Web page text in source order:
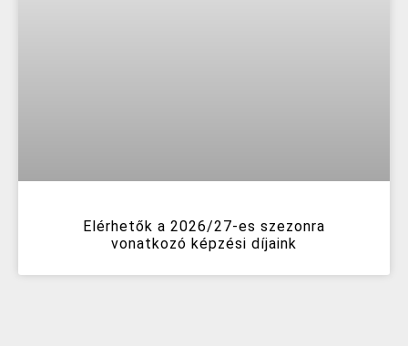
Elérhetők a 2026/27-es szezonra
vonatkozó képzési díjaink